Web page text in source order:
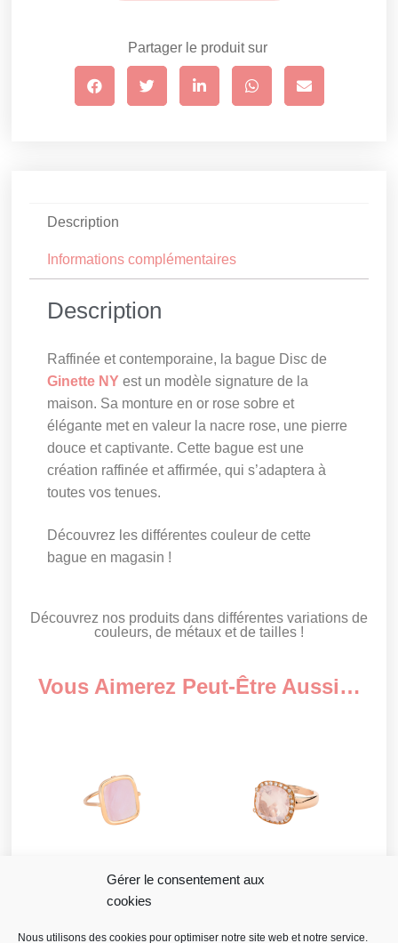
Gérer le consentement aux
cookies
Nous utilisons des cookies pour optimiser notre site web et notre service.
Partager le produit sur
Description
Informations complémentaires
Description
Raffinée et contemporaine, la bague Disc de
Ginette NY est un modèle signature de la
maison. Sa monture en or rose sobre et
élégante met en valeur la nacre rose, une pierre
douce et captivante. Cette bague est une
création raffinée et affirmée, qui s’adaptera à
toutes vos tenues.
Découvrez les différentes couleur de cette
bague en magasin !
Découvrez nos produits dans différentes variations de
couleurs, de métaux et de tailles !
Vous Aimerez Peut-Être Aussi…
MOP Antique Ring
Antik